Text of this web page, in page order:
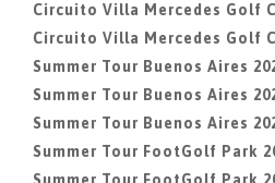
Circuito Villa Mercedes Golf
Circuito Villa Mercedes Golf
Summer Tour Buenos Aires
Summer Tour Buenos Aires
Summer Tour Buenos Aires
Summer Tour FootGolf Park